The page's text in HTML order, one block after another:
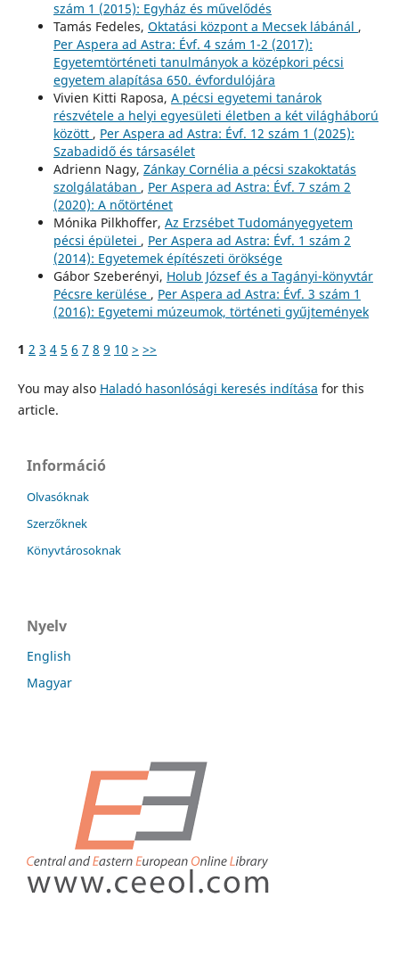
szám 1 (2015): Egyház és művelődés
Tamás Fedeles, Oktatási központ a Mecsek lábánál ,
Per Aspera ad Astra: Évf. 4 szám 1-2 (2017):
Egyetemtörténeti tanulmányok a középkori pécsi
egyetem alapítása 650. évfordulójára
Vivien Kitti Raposa, A pécsi egyetemi tanárok
részvétele a helyi egyesületi életben a két világháború
között , Per Aspera ad Astra: Évf. 12 szám 1 (2025):
Szabadidő és társasélet
Adrienn Nagy, Zánkay Cornélia a pécsi szakoktatás
szolgálatában , Per Aspera ad Astra: Évf. 7 szám 2
(2020): A nőtörténet
Mónika Pilkhoffer, Az Erzsébet Tudományegyetem
pécsi épületei , Per Aspera ad Astra: Évf. 1 szám 2
(2014): Egyetemek építészeti öröksége
Gábor Szeberényi, Holub József és a Tagányi-könyvtár
Pécsre kerülése , Per Aspera ad Astra: Évf. 3 szám 1
(2016): Egyetemi múzeumok, történeti gyűjtemények
1 2 3 4 5 6 7 8 9 10 > >>
You may also Haladó hasonlósági keresés indítása for this
article.
Információ
Olvasóknak
Szerzőknek
Könyvtárosoknak
Nyelv
English
Magyar